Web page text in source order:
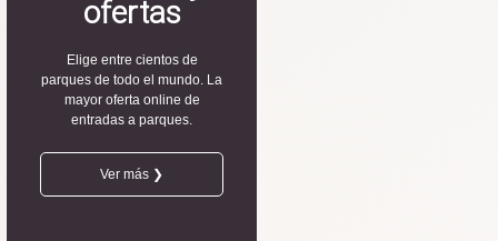
ofertas
Elige entre cientos de
parques de todo el mundo. La
mayor oferta online de
entradas a parques.
Ver más ❯